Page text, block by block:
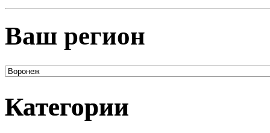
Ваш регион
Категории